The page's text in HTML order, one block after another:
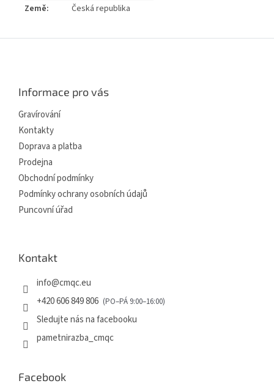
Země: Česká republika
Informace pro vás
Gravírování
Kontakty
Doprava a platba
Prodejna
Obchodní podmínky
Podmínky ochrany osobních údajů
Puncovní úřad
Kontakt
info@cmqc.eu
+420 606 849 806
Sledujte nás na facebooku
pametnirazba_cmqc
Facebook